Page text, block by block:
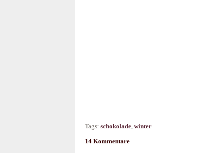
Tags: schokolade winter
14 Kommentare